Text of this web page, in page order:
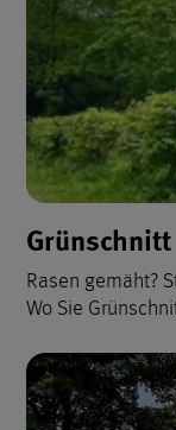
Grünschnitt
Rasen gemäht?
Wo Sie